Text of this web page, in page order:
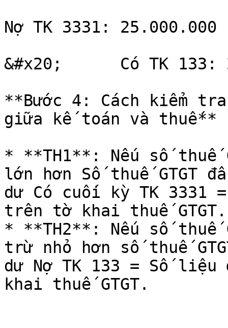
Nợ TK 3331: 25.000.000
&#x20;      Có TK 133:
**Bước 4: Cách kiểm
giữa kế toán và thuế**
* **TH1**: Nếu số thuế
lớn hơn Số thuế GTGT
dư Có cuối kỳ TK
trên tờ khai thuế GTGT.
* **TH2**: Nếu số thuế
trừ nhỏ hơn số thuế
dư Nợ TK 133 = Số